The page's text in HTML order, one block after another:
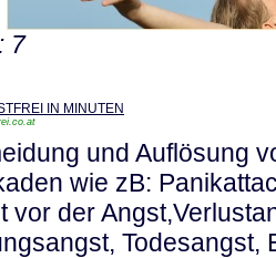
7
IN MINUTEN
und Auflösung
wie zB:
vor der
Todesangst,